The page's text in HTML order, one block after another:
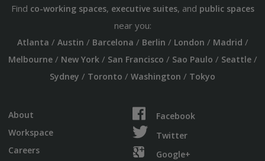
Find co-working spaces, executive suites, and public spaces
near you:
Atlanta / Austin / Barcelona / Berlin / London / Madrid /
Melbourne/ New York/ San Francisco / Sao Paulo / Seattle/
Sydney / Toronto / Washington / Tokyo
About
Workspace
Careers
Facebook
Twitter
Google+